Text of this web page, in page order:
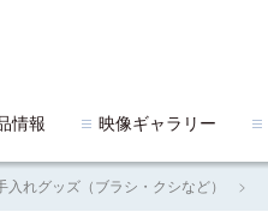
情報 映像ギャラリー
入れグッズ（ブラシ・クシなど）